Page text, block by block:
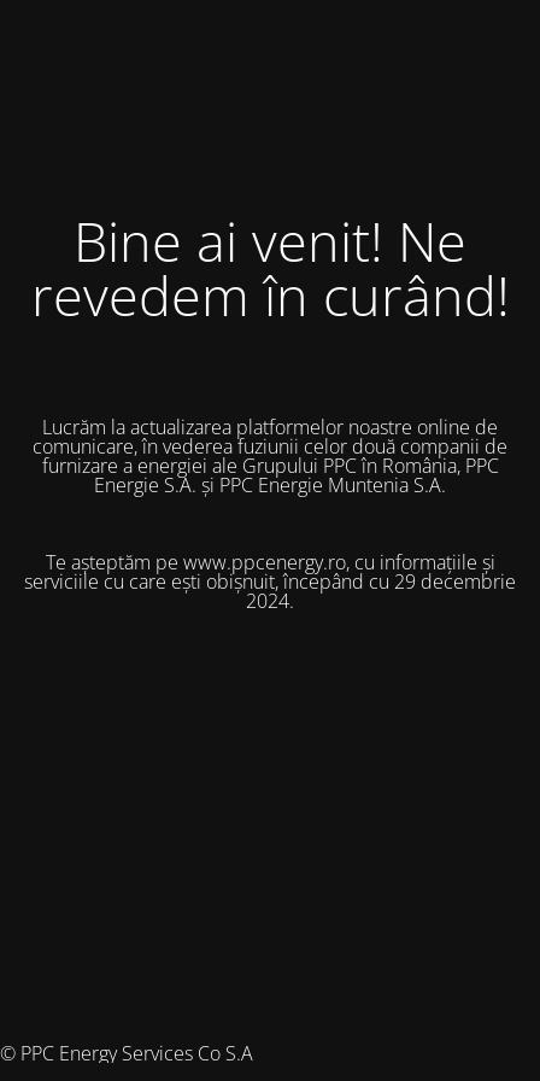
Bine ai venit! Ne
revedem în curând!
Lucrăm la actualizarea platformelor noastre online de
comunicare, în vederea fuziunii celor două companii de
furnizare a energiei ale Grupului PPC în România, PPC
Energie S.A. și PPC Energie Muntenia S.A.
Te așteptăm pe www.ppcenergy.ro, cu informațiile și
serviciile cu care ești obișnuit, începând cu 29 decembrie
2024.
© PPC Energy Services Co S.A